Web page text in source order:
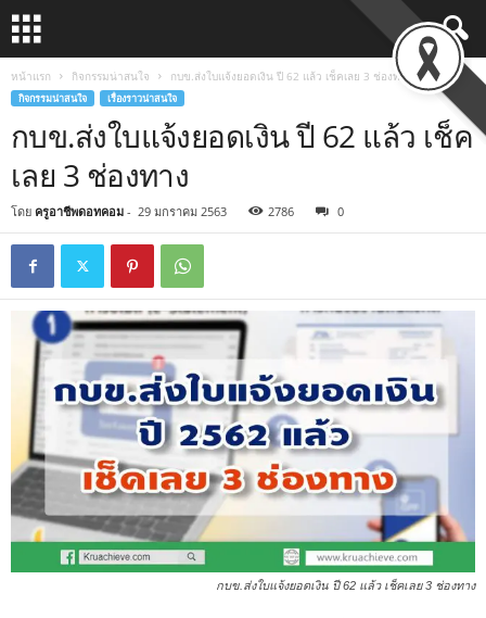
หน้าแรก กิจกรรมน่าสนใจ กบข.ส่งใบแจ้งยอดเงิน ปี 62 แล้ว เช็คเลย 3 ช่องทาง
กิจกรรมน่าสนใจ เรื่องราวน่าสนใจ
กบข.ส่งใบแจ้งยอดเงิน ปี 62 แล้ว เช็ค
เลย 3 ช่องทาง
โดย ครูอาชีพดอทคอม - 29 มกราคม 2563 2786 0
กบข.ส่งใบแจ้งยอดเงิน ปี 62 แล้ว เช็คเลย 3 ช่องทาง